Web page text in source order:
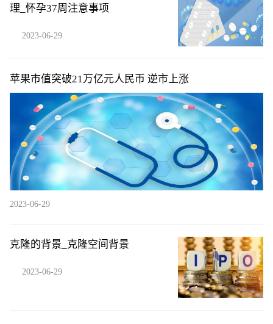
理_怀孕37周注意事项
2023-06-29
苹果市值突破21万亿元人民币 逆市上涨
2023-06-29
克隆的背景_克隆空间背景
2023-06-29